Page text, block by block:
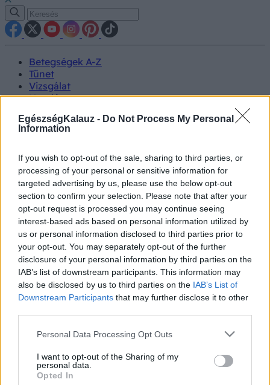
EgészségKalauz - Do Not Process My Personal
Information
If you wish to opt-out of the sale, sharing to third parties, or
processing of your personal or sensitive information for
targeted advertising by us, please use the below opt-out
section to confirm your selection. Please note that after your
opt-out request is processed you may continue seeing
interest-based ads based on personal information utilized by
us or personal information disclosed to third parties prior to
your opt-out. You may separately opt-out of the further
disclosure of your personal information by third parties on the
IAB’s list of downstream participants. This information may
also be disclosed by us to third parties on the IAB’s List of
Downstream Participants that may further disclose it to other
Please note that this website/app uses one or more Google
not limited to your visit or usage behaviour. You may click to
grant or deny consent to Google and its third-party tags to
use your data for below specified purposes in below Google
Personal Data Processing Opt Outs
I want to opt-out of the Sharing of my
personal data.
Opted In
Betegségek A-Z
Tünet
Vizsgálat
Kezelés
Kutatás
Prevenció
Videók
Kisállatok egészsége
#allergia #influenza#cukorbetegség
#orvosmeteorológia#vérnyomás #stroke#rákbetegség
#pajzsmirigy#reflux#ekcéma#herpesz
Regisztráció
Általános egészségügyi téma
Általános egészségügyi
téma